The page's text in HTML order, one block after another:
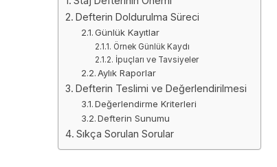
Defterin Doldurulma Süreci
Günlük Kayıtlar
Örnek Günlük Kaydı
İpuçları ve Tavsiyeler
Aylık Raporlar
Defterin Teslimi ve Değerlendirilmesi
Değerlendirme Kriterleri
Defterin Sunumu
Sıkça Sorulan Sorular